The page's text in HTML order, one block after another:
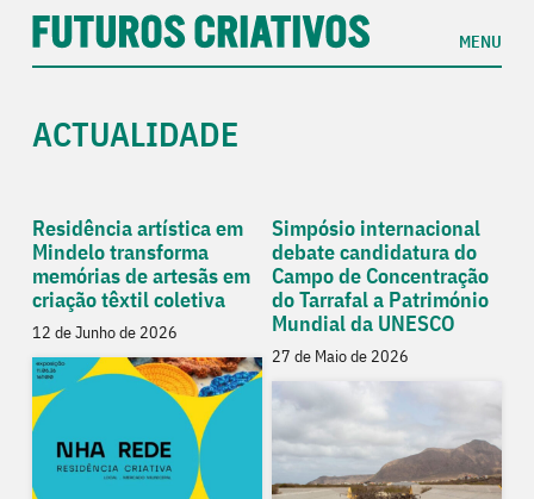
MENU
ACTUALIDADE
Residência artística em
Mindelo transforma
memórias de artesãs em
criação têxtil coletiva
12 de Junho de 2026
Simpósio internacional
debate candidatura do
Campo de Concentração
do Tarrafal a Património
Mundial da UNESCO
27 de Maio de 2026